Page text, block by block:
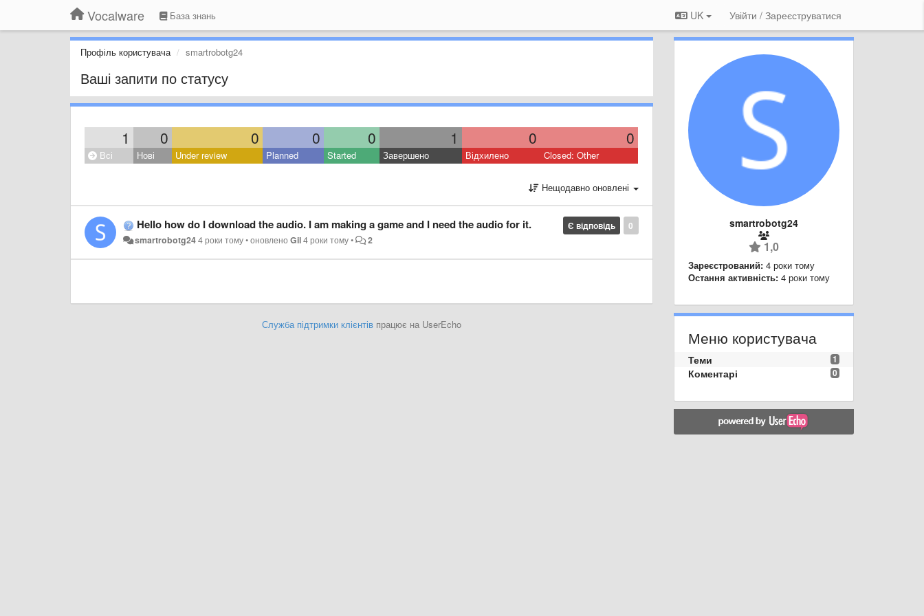
Vocalware База знань UK Увійти / Зареєструватися
Профіль користувача smartrobotg24
Ваші запити по статусу
1 0 0 0 0 1 0 0
Всі Нові Under review Planned Started Завершено Відхилено Closed: Other
Нещодавно оновлені
0
Є відповідь
Hello how do I download the audio. I am making a game and I need the audio for it.
smartrobotg244 роки тому•оновленоGil4 роки тому• 2
Служба підтримки клієнтівпрацює на UserEcho
smartrobotg24
1,0
Зареєстрований: 4 роки тому
Остання активність: 4 роки тому
Меню користувача
1
Теми
0
Коментарі